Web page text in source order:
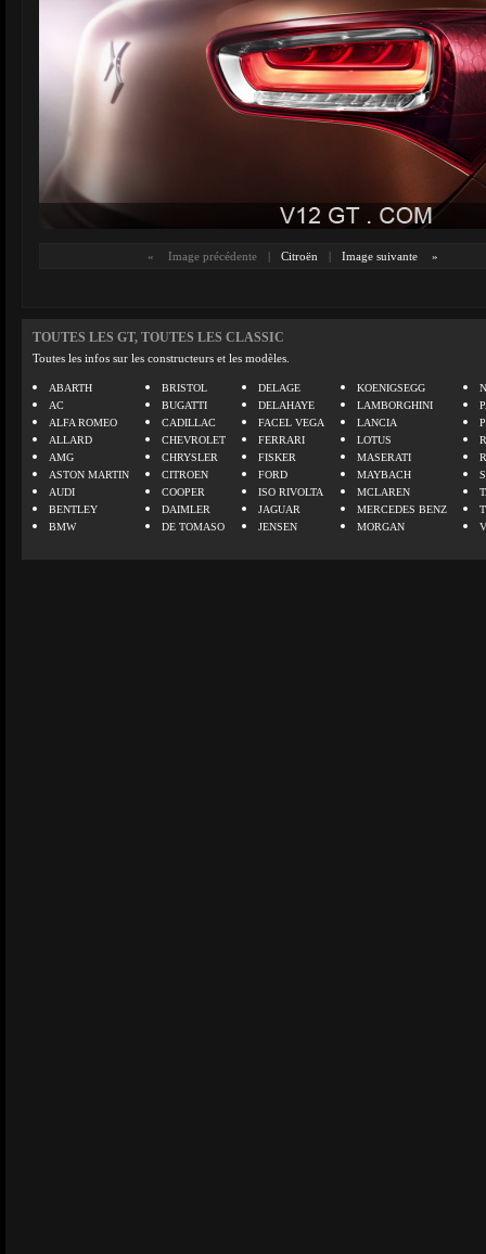
« Image précédente | Citroën | Image suivante »
TOUTES LES GT, TOUTES LES CLASSIC
Toutes les infos sur les constructeurs et les modèles.
ABARTH
AC
ALFA ROMEO
ALLARD
AMG
ASTON MARTIN
AUDI
BENTLEY
BMW
BRISTOL
BUGATTI
CADILLAC
CHEVROLET
CHRYSLER
CITROEN
COOPER
DAIMLER
DE TOMASO
DELAGE
DELAHAYE
FACEL VEGA
FERRARI
FISKER
FORD
ISO RIVOLTA
JAGUAR
JENSEN
KOENIGSEGG
LAMBORGHINI
LANCIA
LOTUS
MASERATI
MAYBACH
MCLAREN
MERCEDES BENZ
MORGAN